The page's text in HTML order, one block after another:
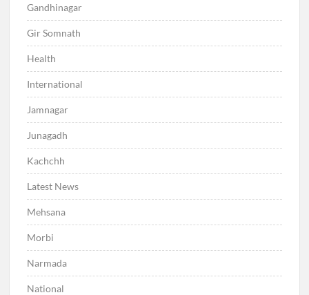
Gandhinagar
Gir Somnath
Health
International
Jamnagar
Junagadh
Kachchh
Latest News
Mehsana
Morbi
Narmada
National